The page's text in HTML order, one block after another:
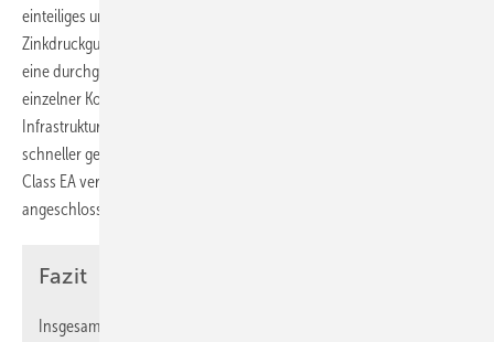
einteiliges und wieder verwendbares Modulgehäuse aus
Zinkdruckguss für die 180-Grad-Kabelzuführung. Damit ergibt sich
eine durchgängige und einfache Installation bei der Vernetzung
einzelner Komponenten. Sofern das C6
Infrastruktur verwendet wurde, lässt sich ein Umzug einfacher und
schneller gestalten, da das „Ladestück“ des Moduls im Kabelverbinder
Class EA verwendet werden kann. Somit muss nur eine Seite neu
angeschlossen werden.
Fazit
Insgesamt kann die digitale Decke ein vielversprechendes